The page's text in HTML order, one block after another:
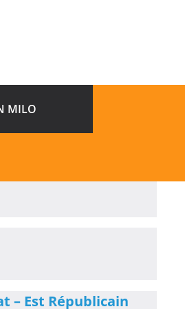
MILO
orientations
– Est Républicain